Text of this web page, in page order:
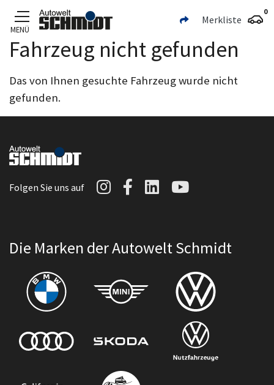
Zum Hauptinhalt
MENÜ
Merkliste
0
Fahrzeug nicht gefunden
Das von Ihnen gesuchte Fahrzeug wurde nicht
gefunden.
Folgen Sie uns auf Autowelt Schmidt auf
Autowelt Schmidt
AutoweltAutowelt
Die Marken der Autowelt Schmidt